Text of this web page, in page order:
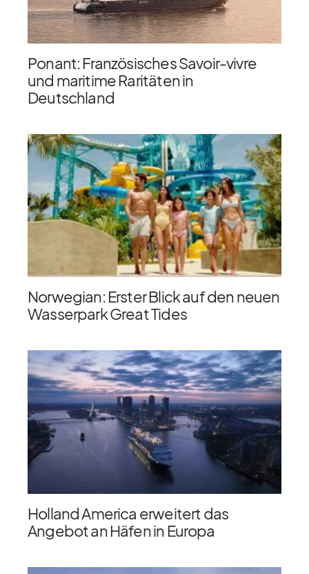
Ponant: Französisches Savoir-vivre
und maritime Raritäten in
Deutschland
Norwegian: Erster Blick auf den neuen
Wasserpark Great Tides
Holland America erweitert das
Angebot an Häfen in Europa